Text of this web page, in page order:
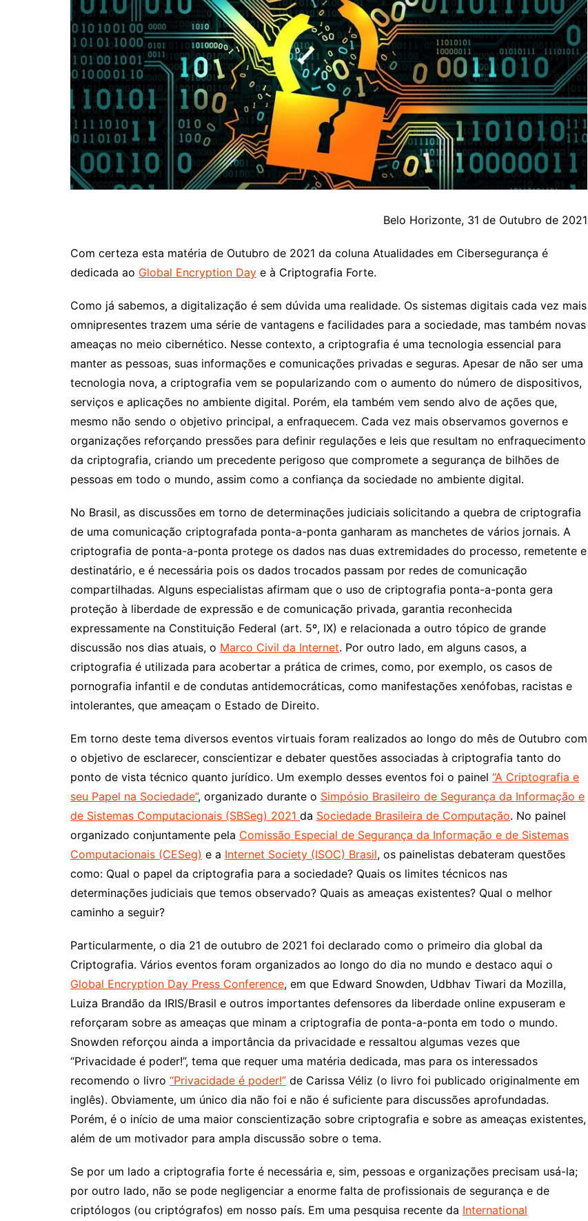
Meninas Digitais
Personalidades da
Computação
Variedades
Histórico
COVID
Entrevistas
Eu sou a cara da
computação
Hora do Chat
Belo Horizonte, 31 de Outubro de 2021
Com certeza esta matéria de Outubro de 2021 da coluna Atualidades em Cibersegurança é
dedicada ao Global Encryption Day e à Criptografia Forte.
Como já sabemos, a digitalização é sem dúvida uma realidade. Os sistemas digitais cada vez mais
omnipresentes trazem uma série de vantagens e facilidades para a sociedade, mas também novas
ameaças no meio cibernético. Nesse contexto, a criptografia é uma tecnologia essencial para
manter as pessoas, suas informações e comunicações privadas e seguras. Apesar de não ser uma
tecnologia nova, a criptografia vem se popularizando com o aumento do número de dispositivos,
serviços e aplicações no ambiente digital. Porém, ela também vem sendo alvo de ações que,
mesmo não sendo o objetivo principal, a enfraquecem. Cada vez mais observamos governos e
organizações reforçando pressões para definir regulações e leis que resultam no enfraquecimento
da criptografia, criando um precedente perigoso que compromete a segurança de bilhões de
pessoas em todo o mundo, assim como a confiança da sociedade no ambiente digital.
No Brasil, as discussões em torno de determinações judiciais solicitando a quebra de criptografia
de uma comunicação criptografada ponta-a-ponta ganharam as manchetes de vários jornais. A
criptografia de ponta-a-ponta protege os dados nas duas extremidades do processo, remetente e
destinatário, e é necessária pois os dados trocados passam por redes de comunicação
compartilhadas. Alguns especialistas afirmam que o uso de criptografia ponta-a-ponta gera
proteção à liberdade de expressão e de comunicação privada, garantia reconhecida
expressamente na Constituição Federal (art. 5º, IX) e relacionada a outro tópico de grande
discussão nos dias atuais, o Marco Civil da Internet. Por outro lado, em alguns casos, a
criptografia é utilizada para acobertar a prática de crimes, como, por exemplo, os casos de
pornografia infantil e de condutas antidemocráticas, como manifestações xenófobas, racistas e
intolerantes, que ameaçam o Estado de Direito.
Em torno deste tema diversos eventos virtuais foram realizados ao longo do mês de Outubro com
o objetivo de esclarecer, conscientizar e debater questões associadas à criptografia tanto do
ponto de vista técnico quanto jurídico. Um exemplo desses eventos foi o painel “A Criptografia e
seu Papel na Sociedade”, organizado durante o Simpósio Brasileiro de Segurança da Informação e
de Sistemas Computacionais (SBSeg) 2021 da Sociedade Brasileira de Computação. No painel
organizado conjuntamente pela Comissão Especial de Segurança da Informação e de Sistemas
Computacionais (CESeg) e a Internet Society (ISOC) Brasil, os painelistas debateram questões
como: Qual o papel da criptografia para a sociedade? Quais os limites técnicos nas
determinações judiciais que temos observado? Quais as ameaças existentes? Qual o melhor
caminho a seguir?
Particularmente, o dia 21 de outubro de 2021 foi declarado como o primeiro dia global da
Criptografia. Vários eventos foram organizados ao longo do dia no mundo e destaco aqui o
Global Encryption Day Press Conference, em que Edward Snowden, Udbhav Tiwari da Mozilla,
Luiza Brandão da IRIS/Brasil e outros importantes defensores da liberdade online expuseram e
reforçaram sobre as ameaças que minam a criptografia de ponta-a-ponta em todo o mundo.
Snowden reforçou ainda a importância da privacidade e ressaltou algumas vezes que
“Privacidade é poder!”, tema que requer uma matéria dedicada, mas para os interessados
recomendo o livro “Privacidade é poder!” de Carissa Véliz (o livro foi publicado originalmente em
inglês). Obviamente, um único dia não foi e não é suficiente para discussões aprofundadas.
Porém, é o início de uma maior conscientização sobre criptografia e sobre as ameaças existentes,
além de um motivador para ampla discussão sobre o tema.
Se por um lado a criptografia forte é necessária e, sim, pessoas e organizações precisam usá-la;
por outro lado, não se pode negligenciar a enorme falta de profissionais de segurança e de
criptólogos (ou criptógrafos) em nosso país. Em uma pesquisa recente da International